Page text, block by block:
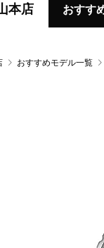
本店 おすす
おすすめモデル一覧